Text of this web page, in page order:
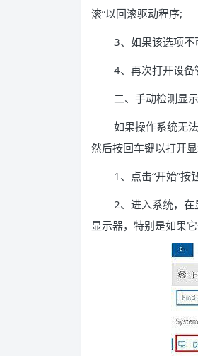
滚”以回滚驱动程序;
3、如果该选项
4、再次打开设备
二、手动检测显
如果操作系统无
然后按回车键以打开
1、点击“开始”按
2、进入系统，在
显示器，特别是如果